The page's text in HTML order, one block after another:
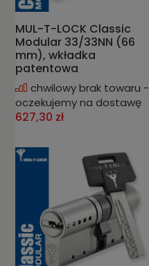
MUL-T-LOCK Classic
Modular 33/33NN (66
mm), wkładka
patentowa
chwilowy brak towaru -
oczekujemy na dostawę
627,30 zł